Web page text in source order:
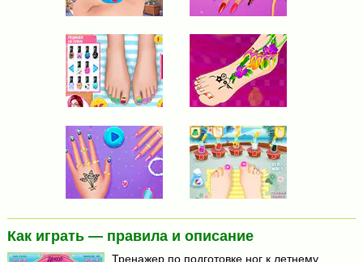
Как играть — правила и описание
Тренажер по подготовке ног к летнему